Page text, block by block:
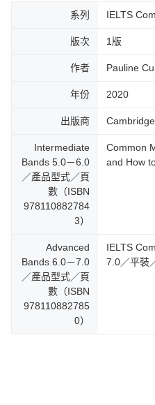
系列 IELTS
版次 1版
作者 Pauline
年份 2020
出版商
Intermediate
Bands 5.0－6.0
／產品型式／頁
數（ISBN
978110882784
3）
Common
and How
Advanced
Bands 6.0－7.0
／產品型式／頁
數（ISBN
978110882785
0）
IELTS
7.0／平裝